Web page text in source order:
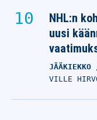
NHL:n
uusi
JÄÄKIEKKO
VILLE